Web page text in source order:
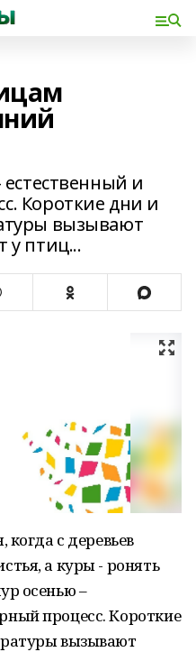
и
Короткие дни и
вызывают
у птиц...
когда с деревьев
а куры - ронять
осенью –
процесс. Короткие
вызывают